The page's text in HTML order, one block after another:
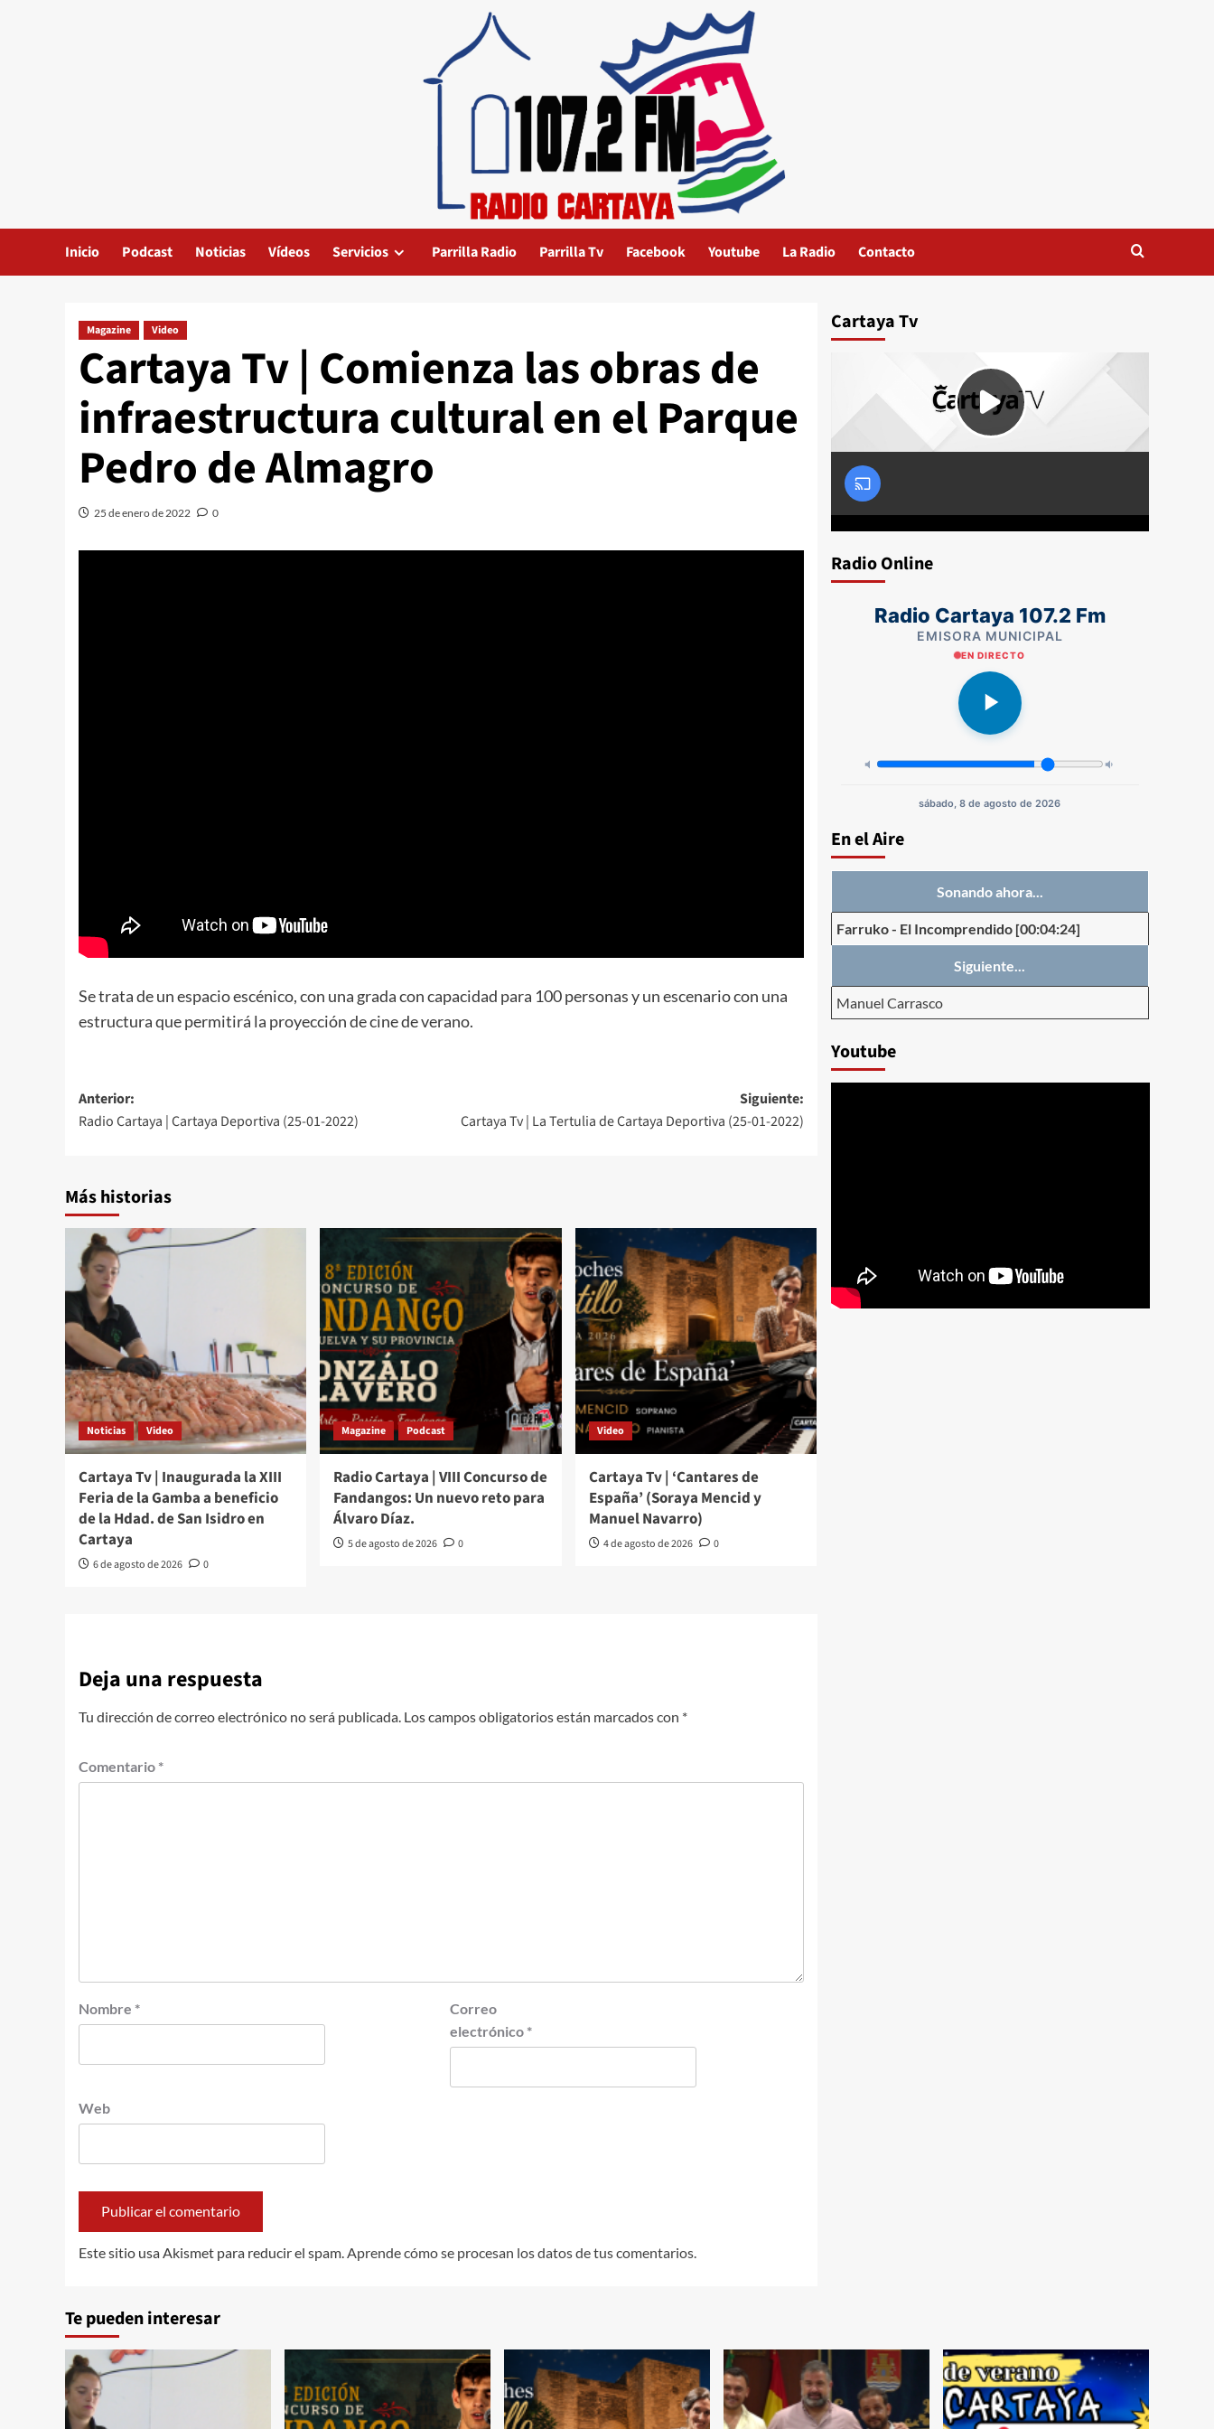
Inicio Podcast Noticias Vídeos Servicios Parrilla Radio Parrilla Tv Facebook Youtube La Radio Contacto
Magazine Video
Cartaya Tv | Comienza las obras de
infraestructura cultural en el Parque
Pedro de Almagro
25 de enero de 2022 0
Se trata de un espacio escénico, con una grada con capacidad para 100 personas y un escenario con una
estructura que permitirá la proyección de cine de verano.
Anterior:
Radio Cartaya | Cartaya Deportiva (25-01-2022)
Siguiente:
Cartaya Tv | La Tertulia de Cartaya Deportiva (25-01-2022)
Más historias
Noticias Video
Cartaya Tv | Inaugurada la XIII
Feria de la Gamba a beneficio
de la Hdad. de San Isidro en
Cartaya
6 de agosto de 2026 0
Magazine Podcast
Radio Cartaya | VIII Concurso de
Fandangos: Un nuevo reto para
Álvaro Díaz.
5 de agosto de 2026 0
Video
Cartaya Tv | ‘Cantares de
España’ (Soraya Mencid y
Manuel Navarro)
4 de agosto de 2026 0
Deja una respuesta
Tu dirección de correo electrónico no será publicada. Los campos obligatorios están marcados con *
Comentario *
Nombre *
Correo
electrónico *
Web
Este sitio usa Akismet para reducir el spam. Aprende cómo se procesan los datos de tus comentarios.
Cartaya Tv
Radio Online
Radio Cartaya 107.2 Fm
EMISORA MUNICIPAL
EN DIRECTO
sábado, 8 de agosto de 2026
En el Aire
Sonando ahora...
Farruko- El Incomprendido [00:04:24]
Siguiente...
Manuel Carrasco
Youtube
Te pueden interesar